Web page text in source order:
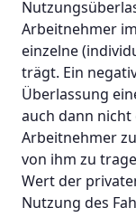
Arbeitnehmer
einzelne
trägt. Ein
Überlassung
auch dann
Arbeitnehmer
von ihm zu
Wert der
Nutzung des